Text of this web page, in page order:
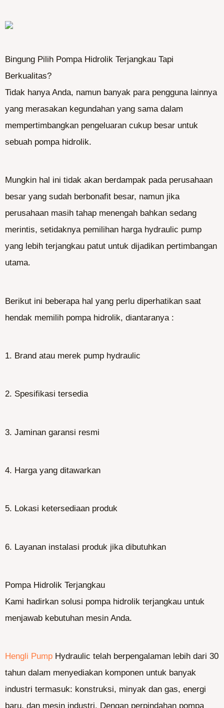
Bingung Pilih Pompa Hidrolik Terjangkau Tapi
Berkualitas?
Tidak hanya Anda, namun banyak para pengguna lainnya
yang merasakan kegundahan yang sama dalam
mempertimbangkan pengeluaran cukup besar untuk
sebuah pompa hidrolik.
Mungkin hal ini tidak akan berdampak pada perusahaan
besar yang sudah berbonafit besar, namun jika
perusahaan masih tahap menengah bahkan sedang
merintis, setidaknya pemilihan harga hydraulic pump
yang lebih terjangkau patut untuk dijadikan pertimbangan
utama.
Berikut ini beberapa hal yang perlu diperhatikan saat
hendak memilih pompa hidrolik, diantaranya :
1. Brand atau merek pump hydraulic
2. Spesifikasi tersedia
3. Jaminan garansi resmi
4. Harga yang ditawarkan
5. Lokasi ketersediaan produk
6. Layanan instalasi produk jika dibutuhkan
Pompa Hidrolik Terjangkau
Kami hadirkan solusi pompa hidrolik terjangkau untuk
menjawab kebutuhan mesin Anda.
Hengli Pump Hydraulic telah berpengalaman lebih dari 30
tahun dalam menyediakan komponen untuk banyak
industri termasuk: konstruksi, minyak dan gas, energi
baru, dan mesin industri. Dengan perpindahan pompa